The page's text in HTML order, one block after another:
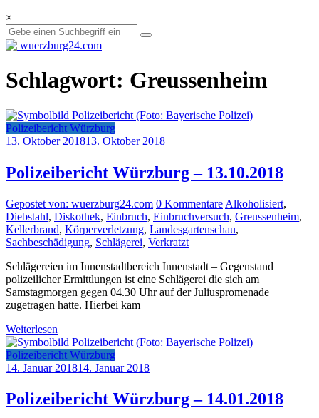
×
Schlagwort: Greussenheim
Polizeibericht Würzburg
13. Oktober 201813. Oktober 2018
Polizeibericht Würzburg – 13.10.2018
Gepostet von: wuerzburg24.com 0 Kommentare Alkoholisiert,
Diebstahl, Diskothek, Einbruch, Einbruchversuch, Greussenheim,
Kellerbrand, Körperverletzung, Landesgartenschau,
Sachbeschädigung, Schlägerei, Verkratzt
Schlägereien im Innenstadtbereich Innenstadt – Gegenstand
polizeilicher Ermittlungen ist eine Schlägerei die sich am
Samstagmorgen gegen 04.30 Uhr auf der Juliuspromenade
zugetragen hatte. Hierbei kam
Weiterlesen
Polizeibericht Würzburg
14. Januar 201814. Januar 2018
Polizeibericht Würzburg – 14.01.2018